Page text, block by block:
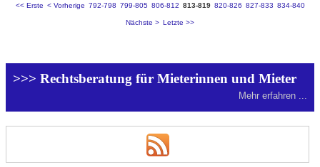
<< Erste < Vorherige 792-798 799-805 806-812 813-819 820-826 827-833 834-840
Nächste > Letzte >>
>>> Rechtsberatung für Mieterinnen und Mieter
Mehr erfahren ...